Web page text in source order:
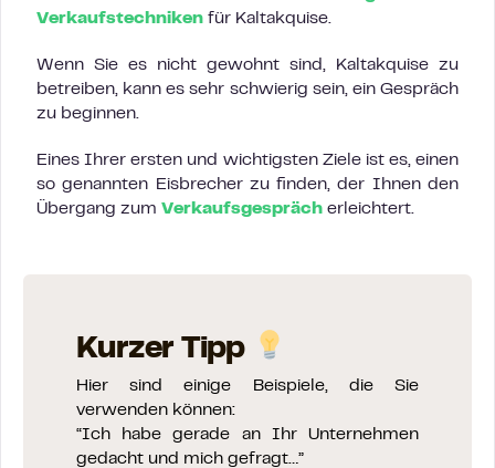
Verkaufstechniken für Kaltakquise.
Wenn Sie es nicht gewohnt sind, Kaltakquise zu
betreiben, kann es sehr schwierig sein, ein Gespräch
zu beginnen.
Eines Ihrer ersten und wichtigsten Ziele ist es, einen
so genannten Eisbrecher zu finden, der Ihnen den
Übergang zum Verkaufsgespräch erleichtert.
Kurzer Tipp
Hier sind einige Beispiele, die Sie
verwenden können:
“Ich habe gerade an Ihr Unternehmen
gedacht und mich gefragt…”